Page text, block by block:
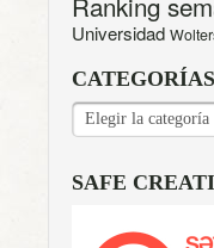
Universidad
CATEGORÍAS
CATEGORÍAS
SAFE